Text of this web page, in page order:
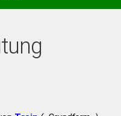
SANI SARI STAR TAIS TARN